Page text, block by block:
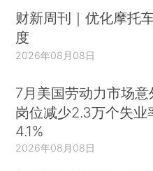
财新周刊｜优化摩托
度
2026年08月08日
7月美国劳动力市场意
岗位减少2.3万个失业
4.1%
2026年08月08日